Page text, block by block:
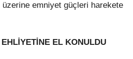
üzerine emniyet güçleri harekete
EL KONULDU